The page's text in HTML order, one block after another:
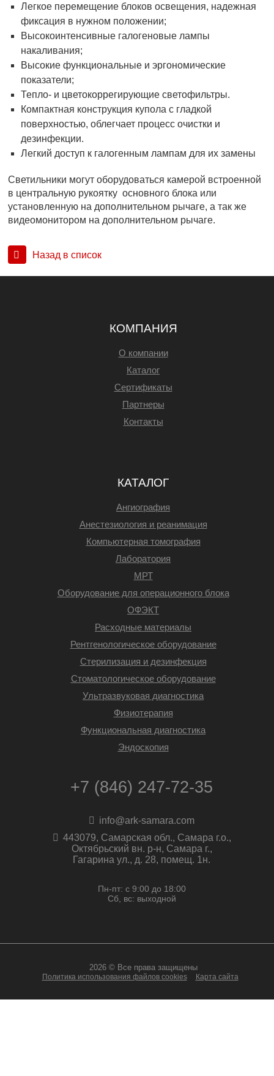
Легкое перемещение блоков освещения, надежная
фиксация в нужном положении;
Высокоинтенсивные галогеновые лампы
накаливания;
Высокие функциональные и эргономические
показатели;
Тепло- и цветокоррегирующие светофильтры.
Компактная конструкция купола с гладкой
поверхностью, облегчает процесс очистки и
дезинфекции.
Легкий доступ к галогенным лампам для их замены
Светильники могут оборудоваться камерой встроенной
в центральную рукоятку основного блока или
установленную на дополнительном рычаге, а так же
видеомонитором на дополнительном рычаге.
Назад в список
КОМПАНИЯ
О компании
Каталог
Сертификаты
Партнеры
Контакты
КАТАЛОГ
Ангиография
Анестезиология и реанимация
Компьютерная томография
Лаборатория
МРТ
Оборудование для операционного блока
ОФЭКТ
Расходные материалы
Рентгенологическое оборудование
Стерилизация и дезинфекция
Стоматологическое оборудование
Ультразвуковая диагностика
Физиотерапия
Функциональная диагностика
Эндоскопия
+7 (846) 247-72-35
info@ark-samara.com
443079, Самарская обл., Самара г.о.,
Октябрьский вн. р-н, Самара г.,
Гагарина ул., д. 28, помещ. 1н.
Пн-пт: с 9:00 до 18:00
Сб, вс: выходной
2026 © Все права защищены
Политика использования файлов cookies Карта сайта